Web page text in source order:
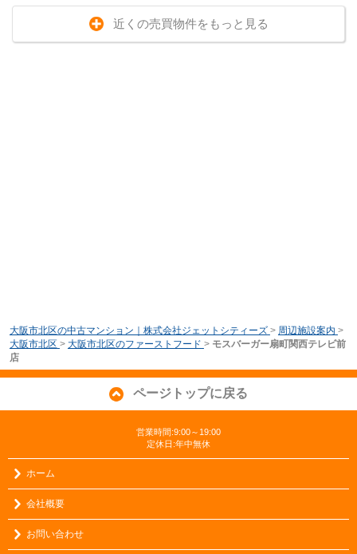
近くの売買物件をもっと見る
大阪市北区の中古マンション｜株式会社ジェットシティーズ > 周辺施設案内 >
大阪市北区 > 大阪市北区のファーストフード > モスバーガー扇町関西テレビ前
店
ページトップに戻る
営業時間:9:00～19:00
定休日:年中無休
ホーム
会社概要
お問い合わせ